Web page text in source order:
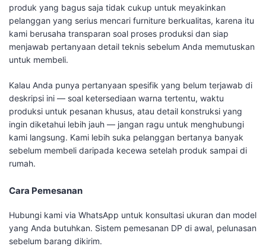
produk yang bagus saja tidak cukup untuk meyakinkan
pelanggan yang serius mencari furniture berkualitas, karena itu
kami berusaha transparan soal proses produksi dan siap
menjawab pertanyaan detail teknis sebelum Anda memutuskan
untuk membeli.
Kalau Anda punya pertanyaan spesifik yang belum terjawab di
deskripsi ini — soal ketersediaan warna tertentu, waktu
produksi untuk pesanan khusus, atau detail konstruksi yang
ingin diketahui lebih jauh — jangan ragu untuk menghubungi
kami langsung. Kami lebih suka pelanggan bertanya banyak
sebelum membeli daripada kecewa setelah produk sampai di
rumah.
Cara Pemesanan
Hubungi kami via WhatsApp untuk konsultasi ukuran dan model
yang Anda butuhkan. Sistem pemesanan DP di awal, pelunasan
sebelum barang dikirim.